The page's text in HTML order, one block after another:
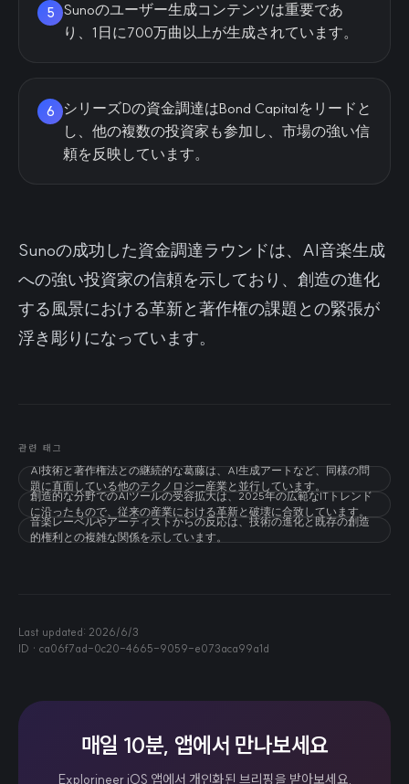
5
Sunoのユーザー生成コンテンツは重要であ
り、1日に700万曲以上が生成されています。
6
シリーズDの資金調達はBond Capitalをリードと
し、他の複数の投資家も参加し、市場の強い信
頼を反映しています。
Sunoの成功した資金調達ラウンドは、AI音楽生成
への強い投資家の信頼を示しており、創造の進化
する風景における革新と著作権の課題との緊張が
浮き彫りになっています。
관련 태그
AI技術と著作権法との継続的な葛藤は、AI生成アートなど、同様の問
題に直面している他のテクノロジー産業と並行しています。
創造的な分野でのAIツールの受容拡大は、2025年の広範なITトレンド
に沿ったもので、従来の産業における革新と破壊に合致しています。
音楽レーベルやアーティストからの反応は、技術の進化と既存の創造
的権利との複雑な関係を示しています。
Last updated: 2026/6/3
ID · ca06f7ad-0c20-4665-9059-e073aca99a1d
매일 10분, 앱에서 만나보세요
Explorineer iOS 앱에서 개인화된 브리핑을 받아보세요.